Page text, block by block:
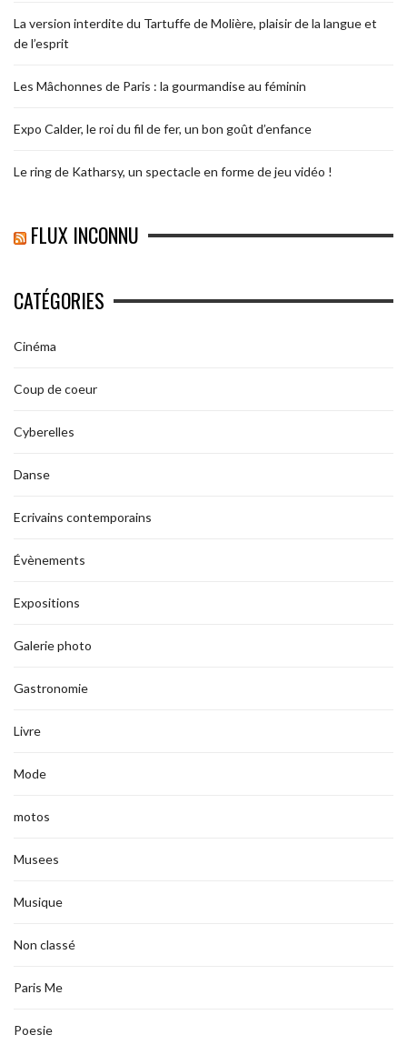
La version interdite du Tartuffe de Molière, plaisir de la langue et
de l’esprit
Les Mâchonnes de Paris : la gourmandise au féminin
Expo Calder, le roi du fil de fer, un bon goût d’enfance
Le ring de Katharsy, un spectacle en forme de jeu vidéo !
FLUX INCONNU
CATÉGORIES
Cinéma
Coup de coeur
Cyberelles
Danse
Ecrivains contemporains
Évènements
Expositions
Galerie photo
Gastronomie
Livre
Mode
motos
Musees
Musique
Non classé
Paris Me
Poesie